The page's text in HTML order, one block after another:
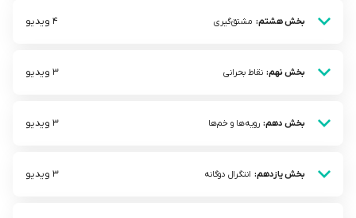
بخش هشتم: مشتق‌گیری 4 ویدیو
بخش نهم: نقاط بحرانی 3 ویدیو
بخش دهم: رویه‌ها و خم‌ها 3 ویدیو
بخش یازدهم: انتگرال دوگانه 3 ویدیو